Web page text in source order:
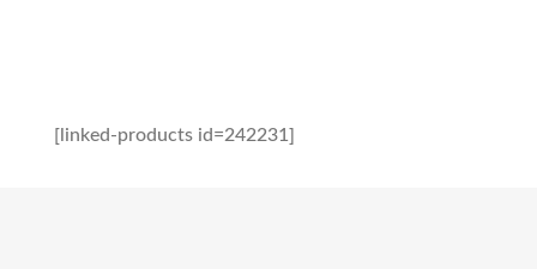
[linked-products id=242231]